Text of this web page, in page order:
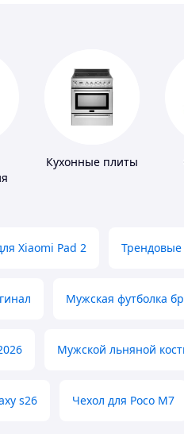
Кухонные плиты
Xiaomi Pad 2 Трендовые
Мужская футболка
Мужской льняной
s26 Чехол для Poco M7